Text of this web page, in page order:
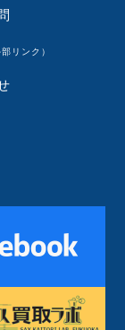
部リンク）